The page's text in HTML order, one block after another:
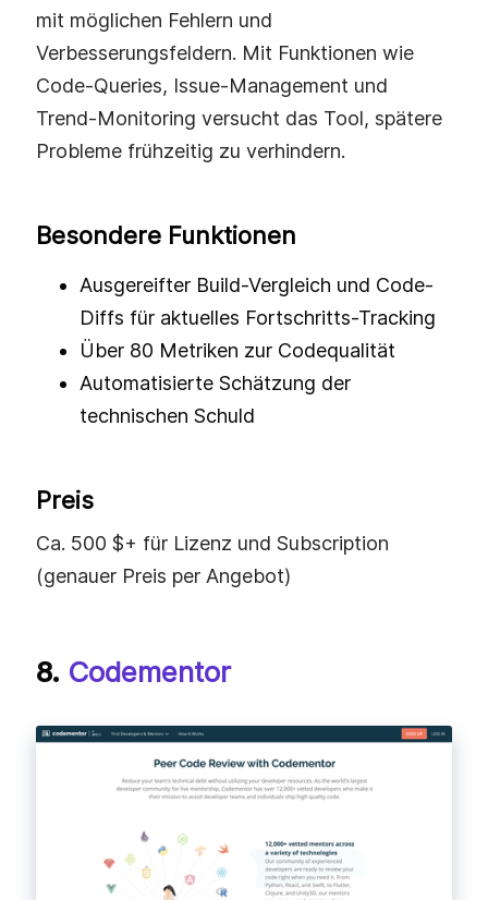
mit möglichen Fehlern und
Verbesserungsfeldern. Mit Funktionen wie
Code-Queries, Issue-Management und
Trend-Monitoring versucht das Tool, spätere
Probleme frühzeitig zu verhindern.
Besondere Funktionen
Ausgereifter Build-Vergleich und Code-
Diffs für aktuelles Fortschritts-Tracking
Über 80 Metriken zur Codequalität
Automatisierte Schätzung der
technischen Schuld
Preis
Ca. 500 $+ für Lizenz und Subscription
(genauer Preis per Angebot)
8. Codementor